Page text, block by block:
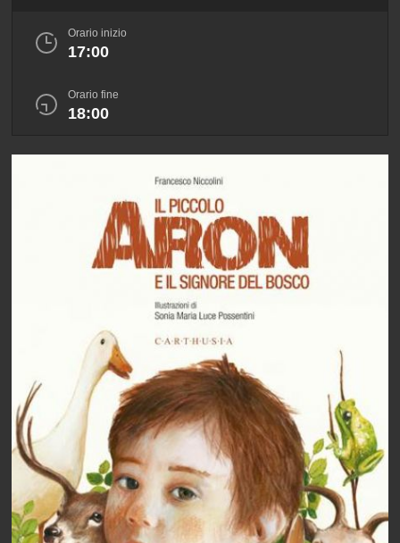
Orario inizio
17:00
Orario fine
18:00